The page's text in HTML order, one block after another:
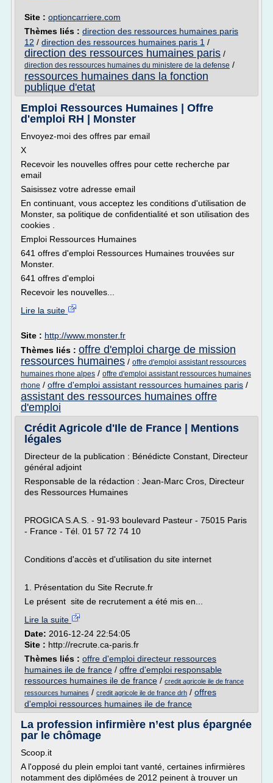
Site : optioncarriere.com
Thèmes liés : direction des ressources humaines paris
12 / direction des ressources humaines paris 1 /
direction des ressources humaines paris /
direction des ressources humaines du ministere de la defense /
ressources humaines dans la fonction
publique d'etat
Emploi Ressources Humaines | Offre
d'emploi RH | Monster
Envoyez-moi des offres par email
X
Recevoir les nouvelles offres pour cette recherche par
email
Saisissez votre adresse email
En continuant, vous acceptez les conditions d'utilisation de
Monster, sa politique de confidentialité et son utilisation des
cookies .
Emploi Ressources Humaines
641 offres d'emploi Ressources Humaines trouvées sur
Monster.
641 offres d'emploi
Recevoir les nouvelles...
Lire la suite
Site : http://www.monster.fr
Thèmes liés : offre d'emploi charge de mission
ressources humaines / offre d'emploi assistant ressources
humaines rhone alpes / offre d'emploi assistant ressources humaines
rhone / offre d'emploi assistant ressources humaines paris /
assistant des ressources humaines offre
d'emploi
Crédit Agricole d'Ile de France | Mentions
légales
Directeur de la publication : Bénédicte Constant, Directeur
général adjoint
Responsable de la rédaction : Jean-Marc Cros, Directeur
des Ressources Humaines
PROGICA S.A.S. - 91-93 boulevard Pasteur - 75015 Paris
- France - Tél. 01 57 72 74 10
Conditions d'accès et d'utilisation du site internet
1. Présentation du Site Recrute.fr
Le présent site de recrutement a été mis en...
Lire la suite
Date: 2016-12-24 22:54:05
Site : http://recrute.ca-paris.fr
Thèmes liés : offre d'emploi directeur ressources
humaines ile de france / offre d'emploi responsable
ressources humaines ile de france / credit agricole ile de france
ressources humaines / credit agricole ile de france drh / offres
d'emploi ressources humaines ile de france
La profession infirmière n’est plus épargnée
par le chômage
Scoop.it
A l'opposé du plein emploi tant vanté, certaines infirmières
notamment des diplômées de 2012 peinent à trouver un